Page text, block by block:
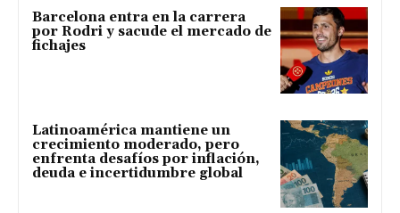
Barcelona entra en la carrera
por Rodri y sacude el mercado de
fichajes
Latinoamérica mantiene un
crecimiento moderado, pero
enfrenta desafíos por inflación,
deuda e incertidumbre global